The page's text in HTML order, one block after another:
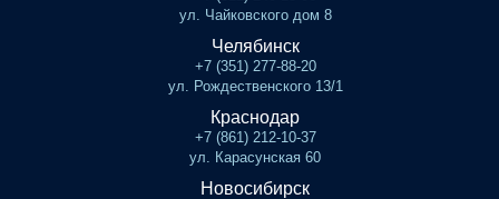
ул. Чайковского дом 8
Челябинск
+7 (351) 277-88-20
ул. Рождественского 13/1
Краснодар
+7 (861) 212-10-37
ул. Карасунская 60
Новосибирск